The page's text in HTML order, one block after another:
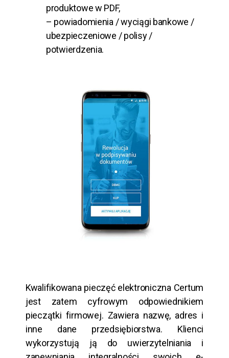
produktowe w PDF,
– powiadomienia / wyciągi bankowe /
ubezpieczeniowe / polisy /
potwierdzenia.
Kwalifikowana pieczęć elektroniczna Certum
jest zatem cyfrowym odpowiednikiem
pieczątki firmowej. Zawiera nazwę, adres i
inne dane przedsiębiorstwa. Klienci
wykorzystują ją do uwierzytelniania i